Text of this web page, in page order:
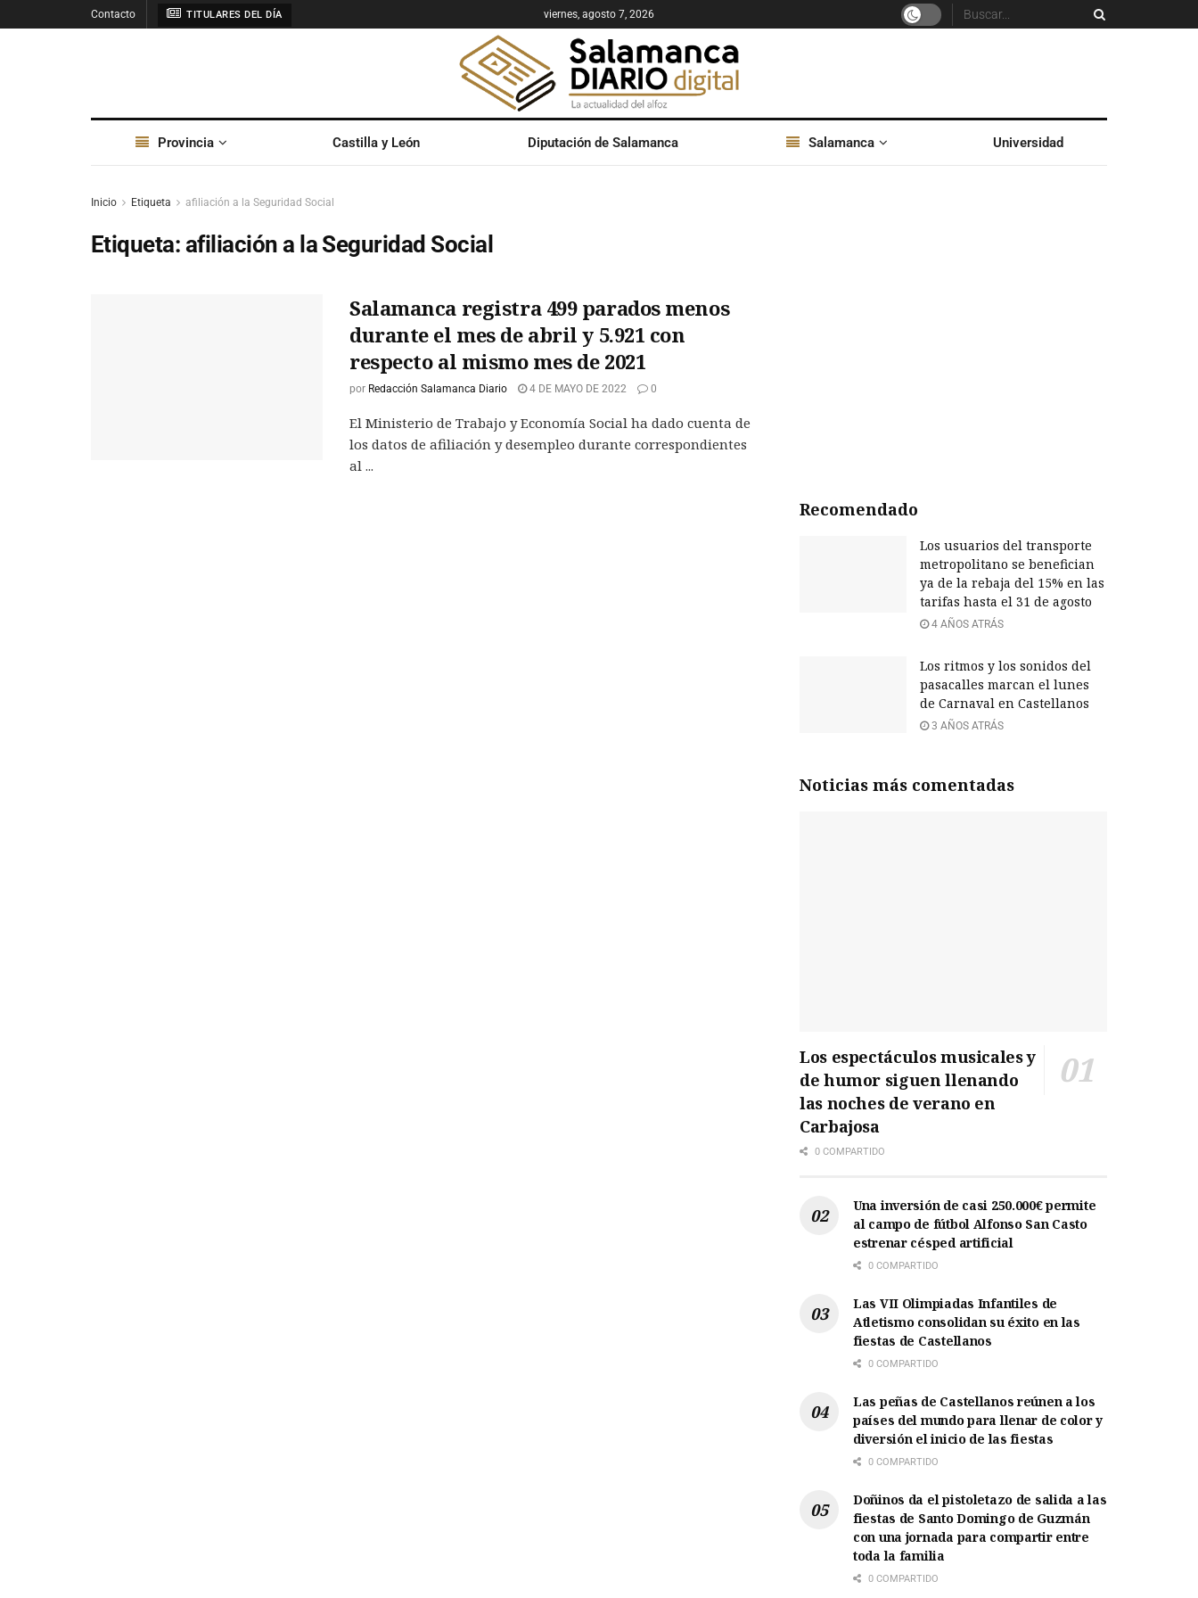
Contacto TITULARES DEL DÍA viernes, agosto 7, 2026
Provincia Castilla y León Diputación de Salamanca Salamanca Universidad
Inicio Etiqueta afiliación a la Seguridad Social
Etiqueta: afiliación a la Seguridad Social
Salamanca registra 499 parados menos
durante el mes de abril y 5.921 con
respecto al mismo mes de 2021
por Redacción Salamanca Diario 4 DE MAYO DE 2022 0
El Ministerio de Trabajo y Economía Social ha dado cuenta de
los datos de afiliación y desempleo durante correspondientes
al ...
Recomendado
Los usuarios del transporte
metropolitano se benefician
ya de la rebaja del 15% en las
tarifas hasta el 31 de agosto
4 AÑOS ATRÁS
Los ritmos y los sonidos del
pasacalles marcan el lunes
de Carnaval en Castellanos
3 AÑOS ATRÁS
Noticias más comentadas
Los espectáculos musicales y
de humor siguen llenando
las noches de verano en
Carbajosa
0 COMPARTIDO
Una inversión de casi 250.000€ permite
al campo de fútbol Alfonso San Casto
estrenar césped artificial
0 COMPARTIDO
Las VII Olimpiadas Infantiles de
Atletismo consolidan su éxito en las
fiestas de Castellanos
0 COMPARTIDO
Las peñas de Castellanos reúnen a los
países del mundo para llenar de color y
diversión el inicio de las fiestas
0 COMPARTIDO
Doñinos da el pistoletazo de salida a las
fiestas de Santo Domingo de Guzmán
con una jornada para compartir entre
toda la familia
0 COMPARTIDO